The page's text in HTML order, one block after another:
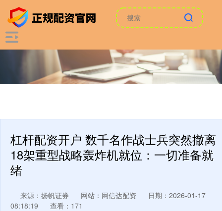
杠杆配资开户 数千名作战士兵突然撤离
18架重型战略轰炸机就位：一切准备就
绪
来源：扬帆证券 网站：网信达配资
日期：2026-01-17
08:18:19
查看：171